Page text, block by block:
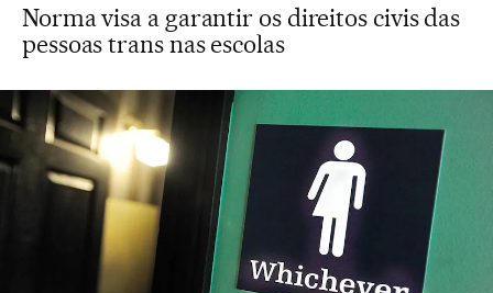
Norma visa a garantir os direitos civis das
pessoas trans nas escolas